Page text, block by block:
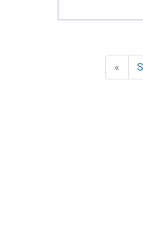
«